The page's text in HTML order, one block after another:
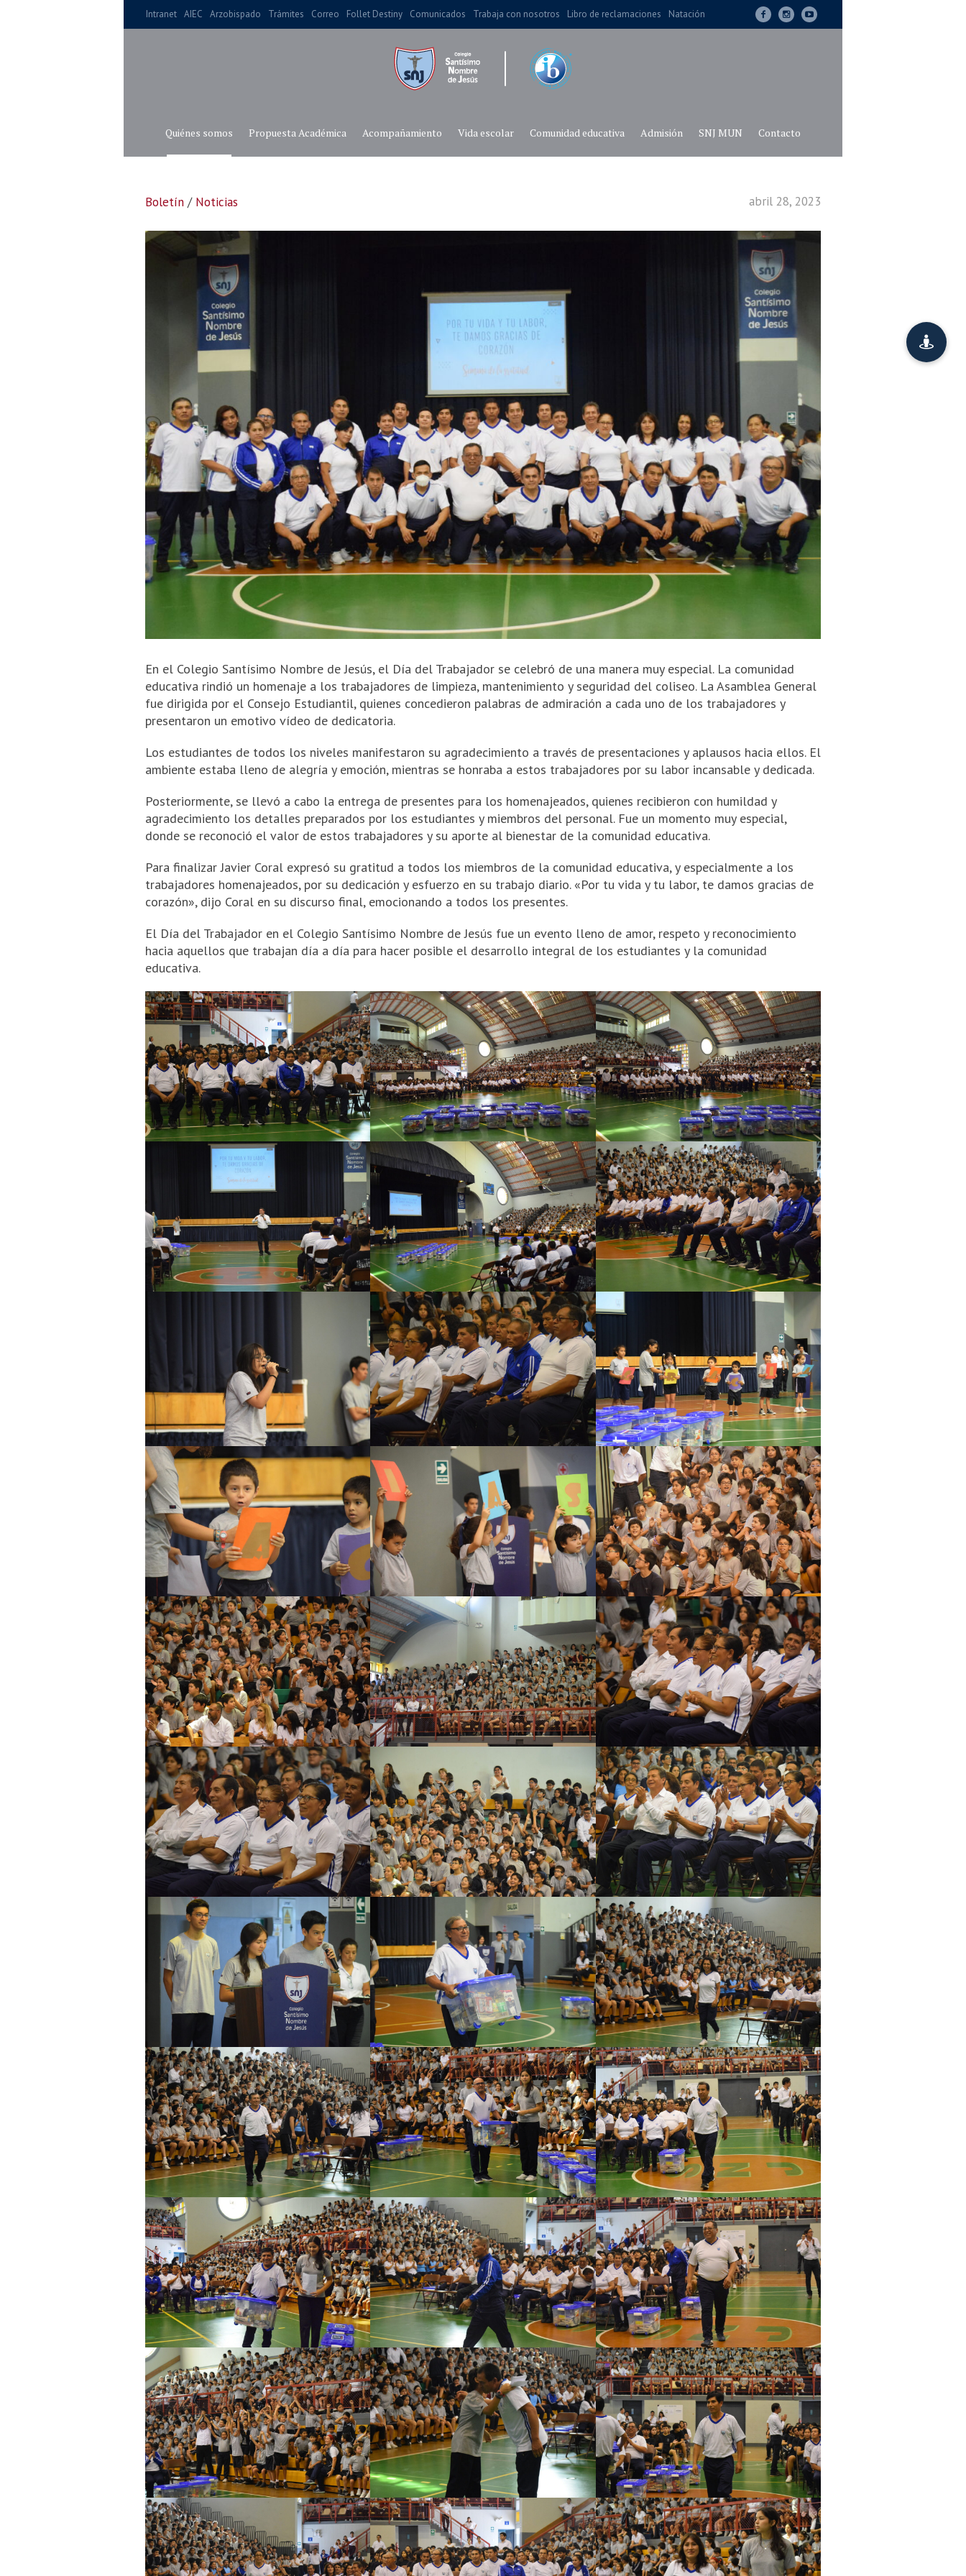
Intranet AIEC Arzobispado Trámites Correo Follet Destiny Comunicados Trabaja con nosotros Libro de reclamaciones Natación
Quiénes somos Propuesta Académica Acompañamiento Vida escolar Comunidad educativa Admisión SNJ MUN Contacto
abril 28, 2023
Boletín / Noticias
En el Colegio Santísimo Nombre de Jesús, el Día del Trabajador se celebró de una manera muy especial. La comunidad
educativa rindió un homenaje a los trabajadores de limpieza, mantenimiento y seguridad del coliseo. La Asamblea General
fue dirigida por el Consejo Estudiantil, quienes concedieron palabras de admiración a cada uno de los trabajadores y
presentaron un emotivo vídeo de dedicatoria.
Los estudiantes de todos los niveles manifestaron su agradecimiento a través de presentaciones y aplausos hacia ellos. El
ambiente estaba lleno de alegría y emoción, mientras se honraba a estos trabajadores por su labor incansable y dedicada.
Posteriormente, se llevó a cabo la entrega de presentes para los homenajeados, quienes recibieron con humildad y
agradecimiento los detalles preparados por los estudiantes y miembros del personal. Fue un momento muy especial,
donde se reconoció el valor de estos trabajadores y su aporte al bienestar de la comunidad educativa.
Para finalizar Javier Coral expresó su gratitud a todos los miembros de la comunidad educativa, y especialmente a los
trabajadores homenajeados, por su dedicación y esfuerzo en su trabajo diario. «Por tu vida y tu labor, te damos gracias de
corazón», dijo Coral en su discurso final, emocionando a todos los presentes.
El Día del Trabajador en el Colegio Santísimo Nombre de Jesús fue un evento lleno de amor, respeto y reconocimiento
hacia aquellos que trabajan día a día para hacer posible el desarrollo integral de los estudiantes y la comunidad
educativa.